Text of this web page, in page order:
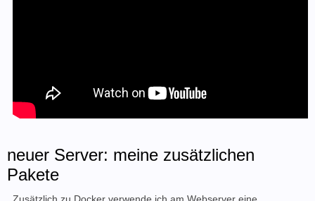
neuer Server: meine zusätzlichen
Pakete
Zusätzlich zu Docker verwende ich am Webserver eine